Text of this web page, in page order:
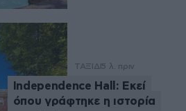
ΤΑΞΙΔΙ5 λ. πριν
Independence Hall: Εκεί
όπου γράφτηκε η ιστορία